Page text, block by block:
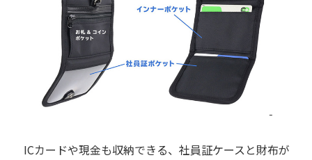
ICカードや現金も収納できる、社員証ケースと財布が